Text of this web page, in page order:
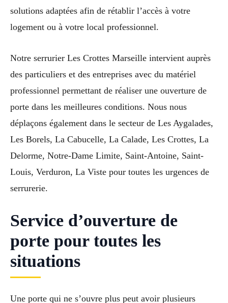
solutions adaptées afin de rétablir l’accès à votre
logement ou à votre local professionnel.
Notre serrurier Les Crottes Marseille intervient auprès
des particuliers et des entreprises avec du matériel
professionnel permettant de réaliser une ouverture de
porte dans les meilleures conditions. Nous nous
déplaçons également dans le secteur de Les Aygalades,
Les Borels, La Cabucelle, La Calade, Les Crottes, La
Delorme, Notre-Dame Limite, Saint-Antoine, Saint-
Louis, Verduron, La Viste pour toutes les urgences de
serrurerie.
Service d’ouverture de
porte pour toutes les
situations
Une porte qui ne s’ouvre plus peut avoir plusieurs